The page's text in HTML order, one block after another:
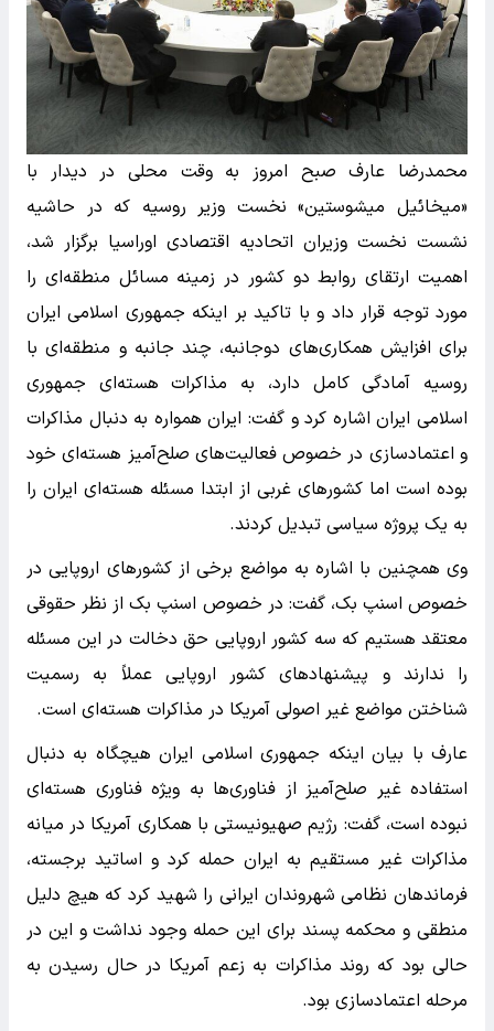
محمدرضا عارف صبح امروز به وقت محلی در دیدار با
«میخائیل میشوستین» نخست وزیر روسیه که در حاشیه
نشست نخست وزیران اتحادیه اقتصادی اوراسیا برگزار شد،
اهمیت ارتقای روابط دو کشور در زمینه مسائل منطقه‌ای را
مورد توجه قرار داد و با تاکید بر اینکه جمهوری اسلامی ایران
برای افزایش همکاری‌های دوجانبه، چند جانبه و منطقه‌ای با
روسیه آمادگی کامل دارد، به مذاکرات هسته‌ای جمهوری
اسلامی ایران اشاره کرد و گفت: ایران همواره به دنبال مذاکرات
و اعتمادسازی در خصوص فعالیت‌های صلح‌آمیز هسته‌ای خود
بوده است اما کشورهای غربی از ابتدا مسئله هسته‌ای ایران را
به یک پروژه سیاسی تبدیل کردند.
وی همچنین با اشاره به مواضع برخی از کشورهای اروپایی در
خصوص اسنپ بک، گفت: در خصوص اسنپ بک از نظر حقوقی
معتقد هستیم که سه کشور اروپایی حق دخالت در این مسئله
را ندارند و پیشنهادهای کشور اروپایی عملاً به رسمیت
شناختن مواضع غیر اصولی آمریکا در مذاکرات هسته‌ای است.
عارف با بیان اینکه جمهوری اسلامی ایران هیچگاه به دنبال
استفاده غیر صلح‌آمیز از فناوری‌ها به ویژه فناوری هسته‌ای
نبوده است، گفت: رژیم صهیونیستی با همکاری آمریکا در میانه
مذاکرات غیر مستقیم به ایران حمله کرد و اساتید برجسته،
فرماندهان نظامی شهروندان ایرانی را شهید کرد که هیچ دلیل
منطقی و محکمه پسند برای این حمله وجود نداشت و این در
حالی بود که روند مذاکرات به زعم آمریکا در حال رسیدن به
مرحله اعتمادسازی بود.